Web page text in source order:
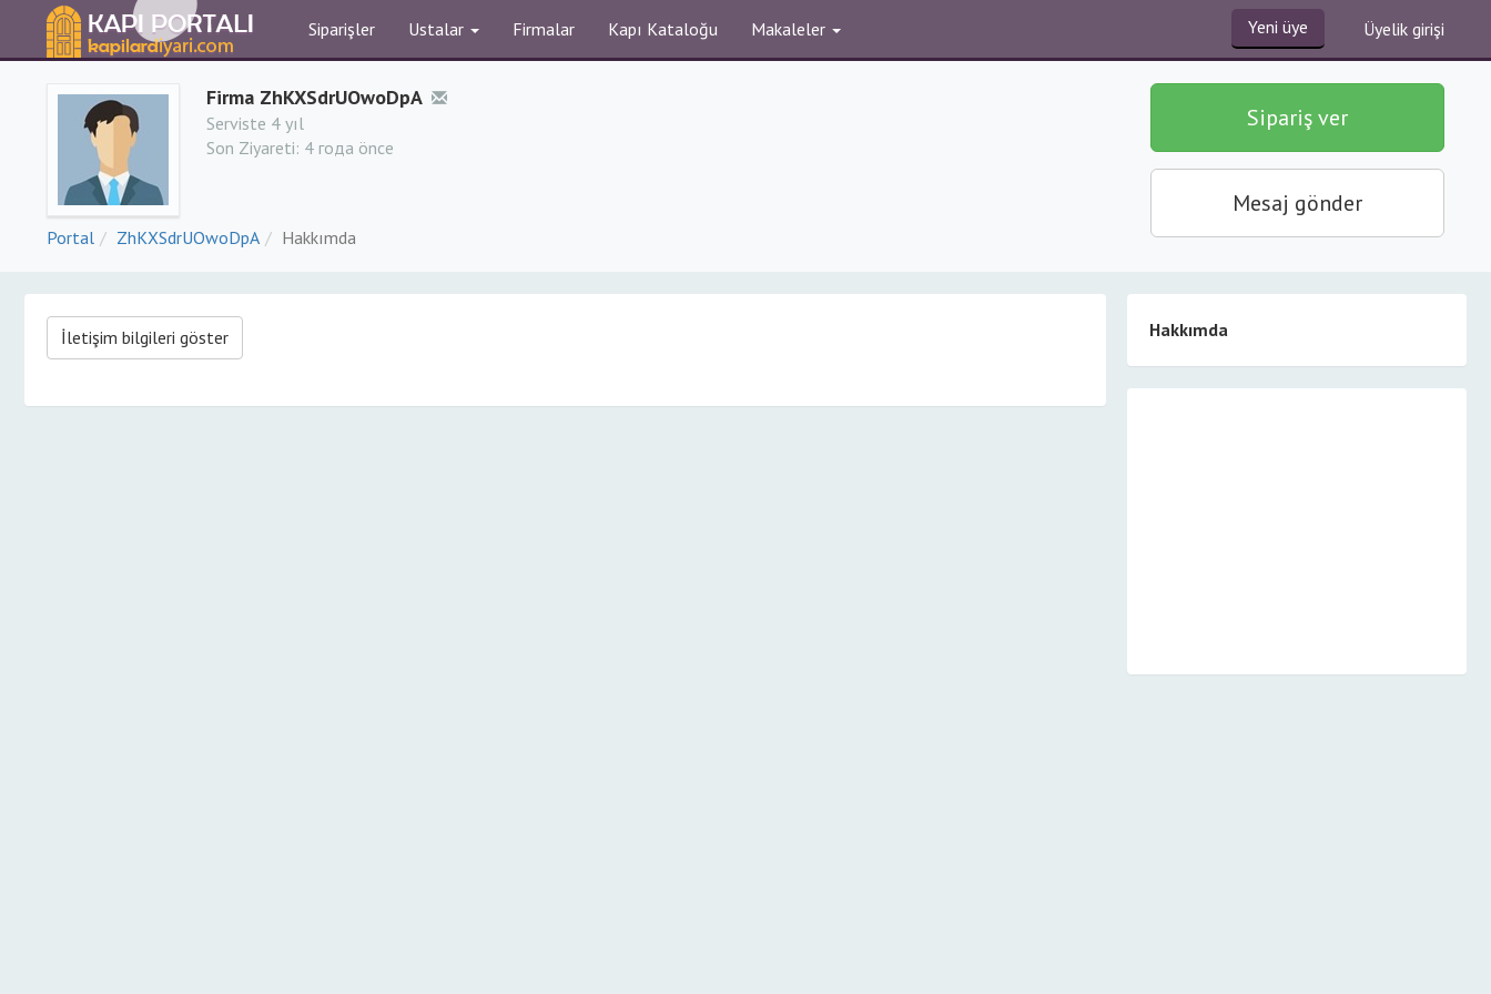
Siparişler Ustalar Firmalar Kapı Kataloğu Makaleler Yeni üye Üyelik girişi
Firma ZhKXSdrUOwoDpA
Serviste 4 yıl
Son Ziyareti: 4 года önce
Portal ZhKXSdrUOwoDpA Hakkımda
Sipariş ver
Mesaj gönder
İletişim bilgileri göster Hakkımda